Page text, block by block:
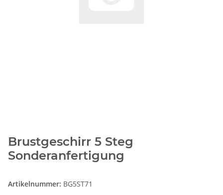
Brustgeschirr 5 Steg
Sonderanfertigung
Artikelnummer: BG5ST71